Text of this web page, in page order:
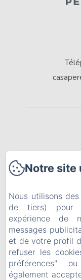
Notre site
Nous utilisons
de tiers) pour
expérience de
messages
et de votre profil
refuser les
préférences"
également